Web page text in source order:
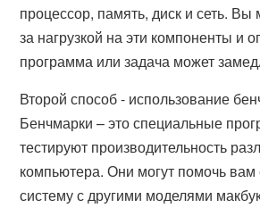
процессор, память, диск и сеть.
за нагрузкой на эти компоненты и
программа или задача может
Второй способ - использование
Бенчмарки – это специальные
тестируют производительность
компьютера. Они могут помочь
систему с другими моделями